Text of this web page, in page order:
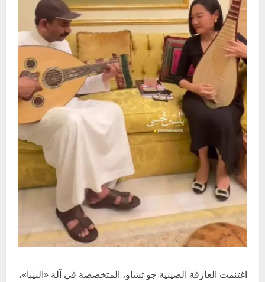
اغتنمت العازفة الصينية جو تشاو، المتخصصة في آلة «البيبا»،